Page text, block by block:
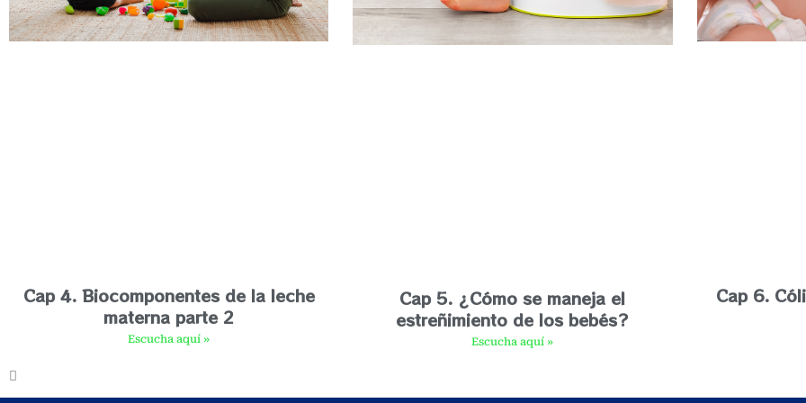
Cap 4. Biocomponentes de la leche
materna parte 2
Escucha aquí »
Cap 5. ¿Cómo se maneja el
estreñimiento de los bebés?
Escucha aquí »
Cap 6.